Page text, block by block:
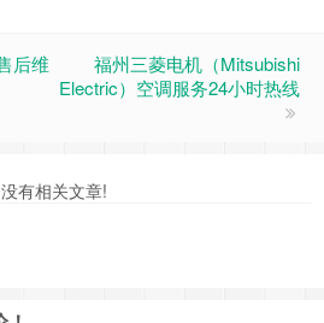
后维
福州三菱电机（Mitsubishi
Electric）空调服务24小时热线
没有相关文章!